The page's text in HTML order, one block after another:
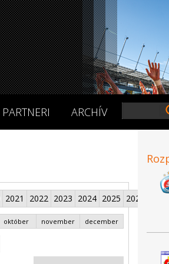
PARTNERI ARCHÍV
2021 2022 2023 2024 2025 2026
október november december